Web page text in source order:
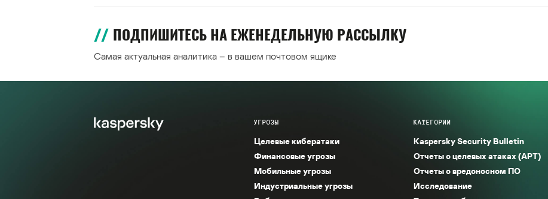
ПОДПИШИТЕСЬ НА ЕЖЕНЕДЕЛЬНУЮ РАССЫЛКУ
Самая актуальная аналитика – в вашем почтовом ящике
УГРОЗЫ
Целевые кибератаки
Финансовые угрозы
Мобильные угрозы
Индустриальные угрозы
КАТЕГОРИИ
Kaspersky Security Bulletin
Отчеты о целевых атаках (APT)
Отчеты о вредоносном ПО
Исследование